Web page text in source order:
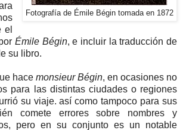
Fotografía de Émile Bégin tomada en 1872
el
Émile Bégin, e incluir la traducción de
su libro.
hace monsieur Bégin, en ocasiones no
para las distintas ciudades o regiones
su viaje. así como tampoco para sus
comete errores sobre nombres y
pero en su conjunto es un notable